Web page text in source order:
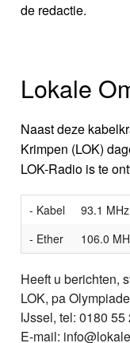
de redactie.
Lokale
Naast deze
Krimpen (LOK)
LOK-Radio is te
- Kabel 93.1 MHz
- Ether
106.0
Heeft u berichten,
LOK, pa
IJssel, tel: 0180 55
E-mail: